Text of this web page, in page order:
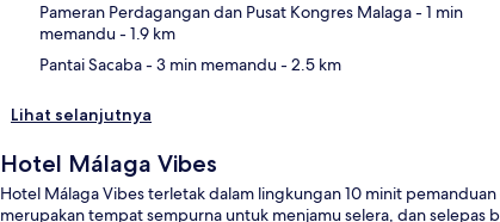
Pameran Perdagangan dan Pusat Kongres Malaga- 1 min
memandu- 1.9 km
Pantai Sacaba- 3 min memandu- 2.5 km
Lihat selanjutnya
Hotel Málaga Vibes
Hotel Málaga Vibes terletak dalam lingkungan 10 minit
merupakan tempat sempurna untuk menjamu selera, dan